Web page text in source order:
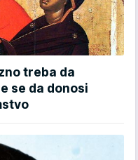
treba da
se da donosi